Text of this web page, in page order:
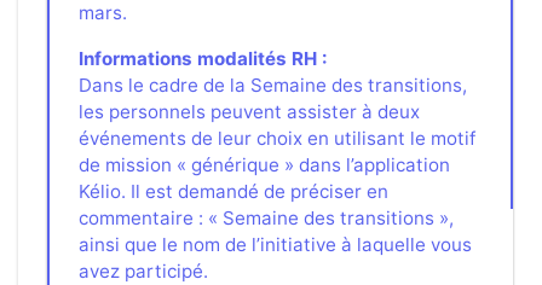
mars.
Informations modalités RH :
Dans le cadre de la Semaine des transitions,
les personnels peuvent assister à deux
événements de leur choix en utilisant le motif
de mission « générique » dans l’application
Kélio. Il est demandé de préciser en
commentaire : « Semaine des transitions »,
ainsi que le nom de l’initiative à laquelle vous
avez participé.